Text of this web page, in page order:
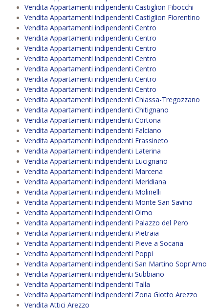
Vendita Appartamenti indipendenti Castiglion Fibocchi
Vendita Appartamenti indipendenti Castiglion Fiorentino
Vendita Appartamenti indipendenti Centro
Vendita Appartamenti indipendenti Centro
Vendita Appartamenti indipendenti Centro
Vendita Appartamenti indipendenti Centro
Vendita Appartamenti indipendenti Centro
Vendita Appartamenti indipendenti Centro
Vendita Appartamenti indipendenti Centro
Vendita Appartamenti indipendenti Chiassa-Tregozzano
Vendita Appartamenti indipendenti Chitignano
Vendita Appartamenti indipendenti Cortona
Vendita Appartamenti indipendenti Falciano
Vendita Appartamenti indipendenti Frassineto
Vendita Appartamenti indipendenti Laterina
Vendita Appartamenti indipendenti Lucignano
Vendita Appartamenti indipendenti Marcena
Vendita Appartamenti indipendenti Meridiana
Vendita Appartamenti indipendenti Molinelli
Vendita Appartamenti indipendenti Monte San Savino
Vendita Appartamenti indipendenti Olmo
Vendita Appartamenti indipendenti Palazzo del Pero
Vendita Appartamenti indipendenti Pietraia
Vendita Appartamenti indipendenti Pieve a Socana
Vendita Appartamenti indipendenti Poppi
Vendita Appartamenti indipendenti San Martino Sopr'Arno
Vendita Appartamenti indipendenti Subbiano
Vendita Appartamenti indipendenti Talla
Vendita Appartamenti indipendenti Zona Giotto Arezzo
Vendita Attici Arezzo